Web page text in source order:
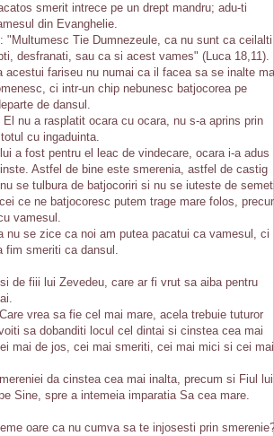
smerit intrece pe un drept mandru; adu-ti
din Evanghelie.
"Multumesc Tie Dumnezeule, ca nu sunt ca ceilalti
desfranati, sau ca si acest vames" (Luca 18,11).
acestui fariseu nu numai ca il facea sa se inalte
ci intr-un chip nebunesc batjocorea pe
de dansul.
nu a rasplatit ocara cu ocara, nu s-a aprins prin
cu ingaduinta.
a fost pentru el leac de vindecare, ocara i-a adus
Astfel de bine este smerenia, astfel de castig
se tulbura de batjocoriri si nu se iuteste de
ce ne batjocoresc putem trage mare folos,
vamesul.
nu se zice ca noi am putea pacatui ca vamesul, ci
fim smeriti ca dansul.
de fiii lui Zevedeu, care ar fi vrut sa aiba pentru
vrea sa fie cel mai mare, acela trebuie tuturor
sa dobanditi locul cel dintai si cinstea cea mai
mai de jos, cei mai smeriti, cei mai mici si cei mai
da cinstea cea mai inalta, precum si Fiul lui
Sine, spre a intemeia imparatia Sa cea mare.
oare ca nu cumva sa te injosesti prin